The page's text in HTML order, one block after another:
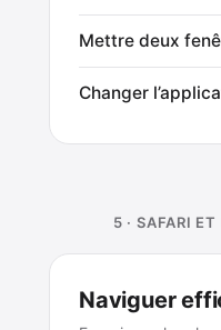
Mettre deux
Changer
5 · SAFARI
Naviguer